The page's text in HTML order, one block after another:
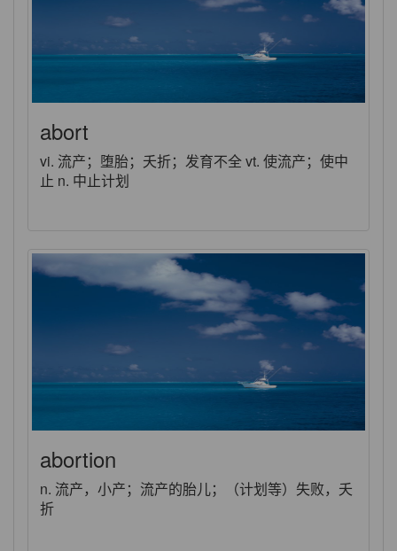
abort
vi. 流产；堕胎；夭折；发育不全 vt. 使流产；使中
止 n. 中止计划
abortion
n. 流产，小产；流产的胎儿；（计划等）失败，夭
折